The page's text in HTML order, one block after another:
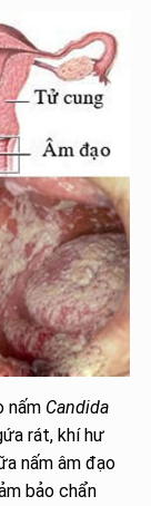
nấm Candida
rát, khí hư
nấm âm đạo
bảo chẩn